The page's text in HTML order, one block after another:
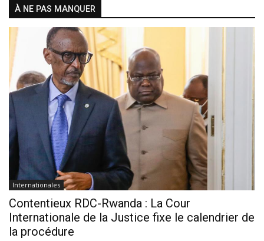
À NE PAS MANQUER
Internationales
Contentieux RDC-Rwanda : La Cour
Internationale de la Justice fixe le calendrier de
la procédure